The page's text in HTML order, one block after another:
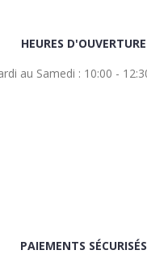
HEURES D'OUVERTURE
au Samedi : 10:00 -
PAIEMENTS SÉCURISÉS